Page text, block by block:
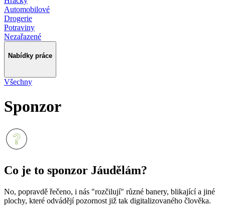
Automobilové
Drogerie
Potraviny
Nezařazené
Nabídky práce
Všechny
Sponzor
Co je to sponzor Jáudělám?
No, popravdě řečeno, i nás "rozčilují" různé banery, blikající a jiné
plochy, které odvádějí pozornost již tak digitalizovaného člověka.